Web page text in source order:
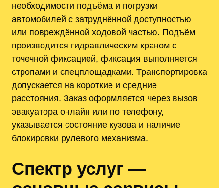
необходимости подъёма и погрузки
автомобилей с затруднённой доступностью
или повреждённой ходовой частью. Подъём
производится гидравлическим краном с
точечной фиксацией, фиксация выполняется
стропами и спецплощадками. Транспортировка
допускается на короткие и средние
расстояния. Заказ оформляется через вызов
эвакуатора онлайн или по телефону,
указывается состояние кузова и наличие
блокировки рулевого механизма.
Спектр услуг —